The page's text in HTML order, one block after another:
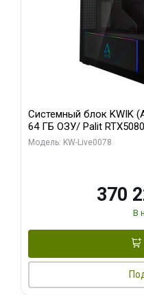
Системный блок KWIK
64 ГБ ОЗУ/ Palit RTX5080
GDDR7 256bit 3xDP HD/ 1
Модель: KW-Live0078
370
В